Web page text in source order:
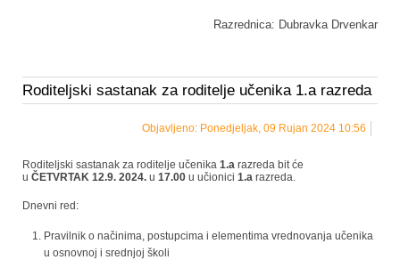
Razrednica: Dubravka Drvenkar
Roditeljski sastanak za roditelje učenika 1.a razreda
Objavljeno: Ponedjeljak, 09 Rujan 2024 10:56
Roditeljski sastanak za roditelje učenika 1.a razreda bit će
u ČETVRTAK 12.9. 2024. u 17.00 u učionici 1.a razreda.
Dnevni red:
Pravilnik o načinima, postupcima i elementima vrednovanja učenika
u osnovnoj i srednjoj školi